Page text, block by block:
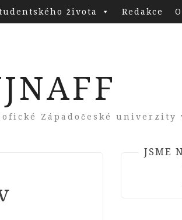
života Redakce
Západočeské univerzity
JSME